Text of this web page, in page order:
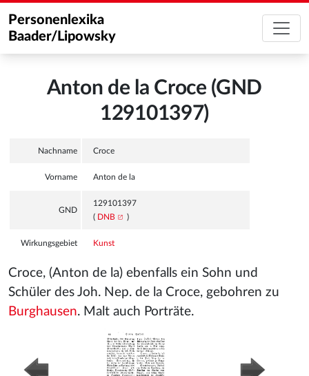
Personenlexika
Baader/Lipowsky
Anton de la Croce (GND
129101397)
Nachname Croce
Vorname Anton de la
GND
129101397
( DNB )
Wirkungsgebiet Kunst
Croce, (Anton de la) ebenfalls ein Sohn und
Schüler des Joh. Nep. de la Croce, gebohren zu
Burghausen. Malt auch Porträte.